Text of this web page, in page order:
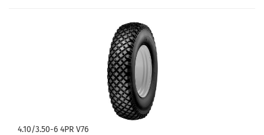
4.10/3.50-6 4PR V76